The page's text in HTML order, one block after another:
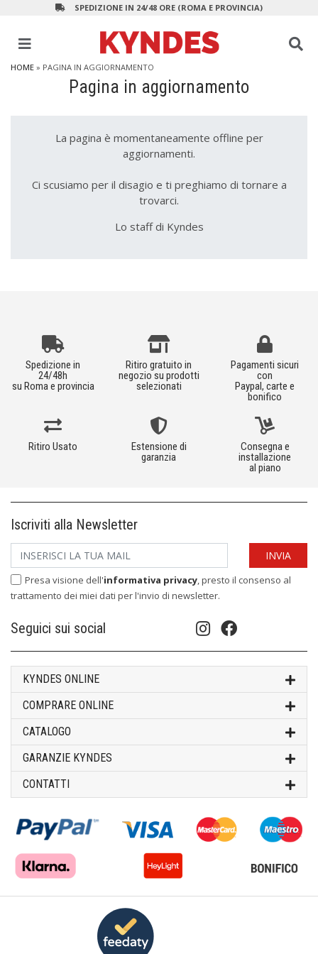
SPEDIZIONE IN 24/48 ORE (ROMA E PROVINCIA)
HOME » PAGINA IN AGGIORNAMENTO
Pagina in aggiornamento
La pagina è momentaneamente offline per
aggiornamenti.
Ci scusiamo per il disagio e ti preghiamo di tornare a
trovarci.
Lo staff di Kyndes
Spedizione in
24/48h
su Roma e provincia
Ritiro gratuito in
negozio su prodotti
selezionati
Pagamenti sicuri
con
Paypal, carte e
bonifico
Ritiro Usato
Estensione di
garanzia
Consegna e
installazione
al piano
Iscriviti alla Newsletter
Presa visione dell'informativa privacy, presto il consenso al
trattamento dei miei dati per l'invio di newsletter.
Seguici sui social
KYNDES ONLINE
COMPRARE ONLINE
CATALOGO
GARANZIE KYNDES
CONTATTI